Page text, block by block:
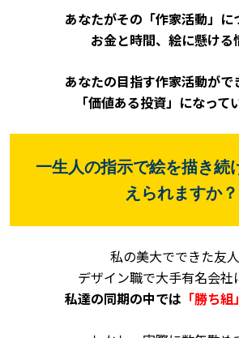
あなたがその「作家活動」に
お金と時間、絵に懸ける
あなたの目指す作家活動がで
「価値ある投資」になって
一生人の指示で絵を描き続
えられますか？
私の美大でできた友
デザイン職で大手有名会社
私達の同期の中では 「勝ち組」